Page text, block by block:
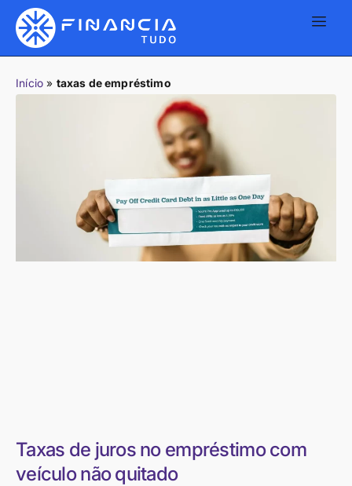
Início » taxas de empréstimo
Taxas de juros no empréstimo com
veículo não quitado